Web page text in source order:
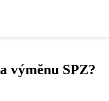
výměnu SPZ?